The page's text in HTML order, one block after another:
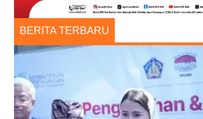
BERITA TERBARU